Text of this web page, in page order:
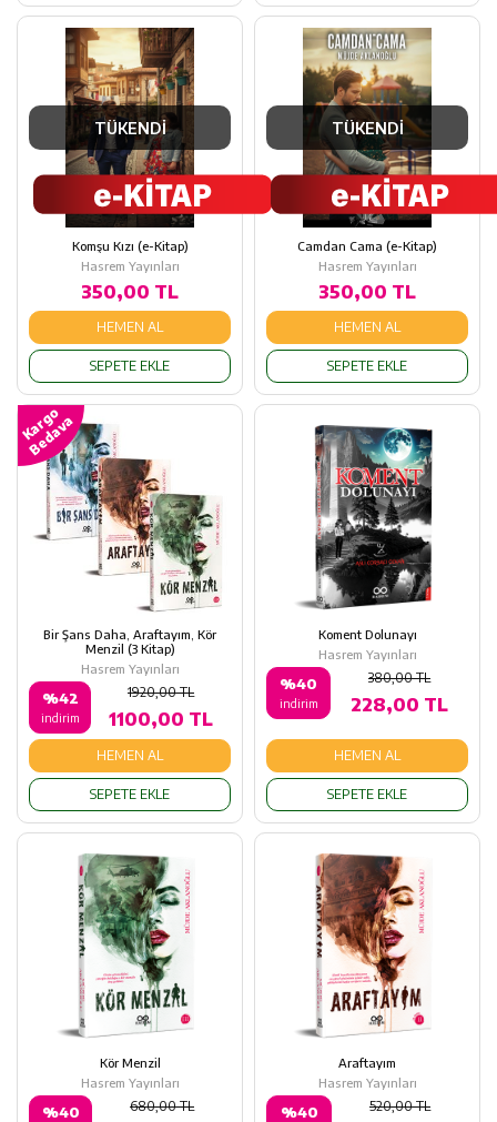
TÜKENDİ
Komşu Kızı (e-Kitap)
Hasrem Yayınları
350,00 TL
HEMEN AL
SEPETE EKLE
TÜKENDİ
Camdan Cama (e-Kitap)
Hasrem Yayınları
350,00 TL
HEMEN AL
SEPETE EKLE
Kargo
Bedava
Bir Şans Daha, Araftayım, Kör
Menzil (3 Kitap)
Hasrem Yayınları
%42
indirim
1920,00 TL
1100,00 TL
HEMEN AL
SEPETE EKLE
Koment Dolunayı
Hasrem Yayınları
%40
indirim
380,00 TL
228,00 TL
HEMEN AL
SEPETE EKLE
Kör Menzil
Hasrem Yayınları
%40 680,00 TL
Araftayım
Hasrem Yayınları
%40 520,00 TL